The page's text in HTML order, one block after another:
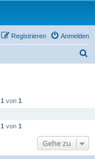
Anmelden
Registrieren
1 von 1
1 von 1
Gehe zu